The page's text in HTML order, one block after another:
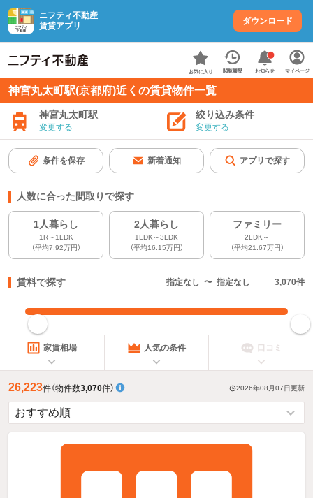
ニフティ不動産
賃貸アプリ
ダウンロード
お気に入り 閲覧履歴 お知らせ マイページ
神宮丸太町駅(京都府)近くの賃貸物件一覧
神宮丸太町駅
変更する
絞り込み条件
変更する
条件を保存 新着通知 アプリで探す
人数に合った間取りで探す
1人暮らし
1R～1LDK
（平均7.92万円）
2人暮らし
1LDK～3LDK
（平均16.15万円）
ファミリー
2LDK～
（平均21.67万円）
賃料で探す 指定なし 〜 指定なし 3,070件
指定した賃料で絞り込む
家賃相場 人気の条件 口コミ
26,223件（物件数3,070件） 2026年08月07日更新